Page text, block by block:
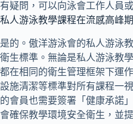
有疑問，可以向泳會工作人員
私人游泳教學課程在流感高峰
是的。傲洋游泳會的私人游泳
衛生標準。無論是私人游泳教
都在相同的衛生管理框架下運
設施清潔等標準對所有課程一
的會員也需要簽署「健康承諾
會確保教學環境安全衛生，並